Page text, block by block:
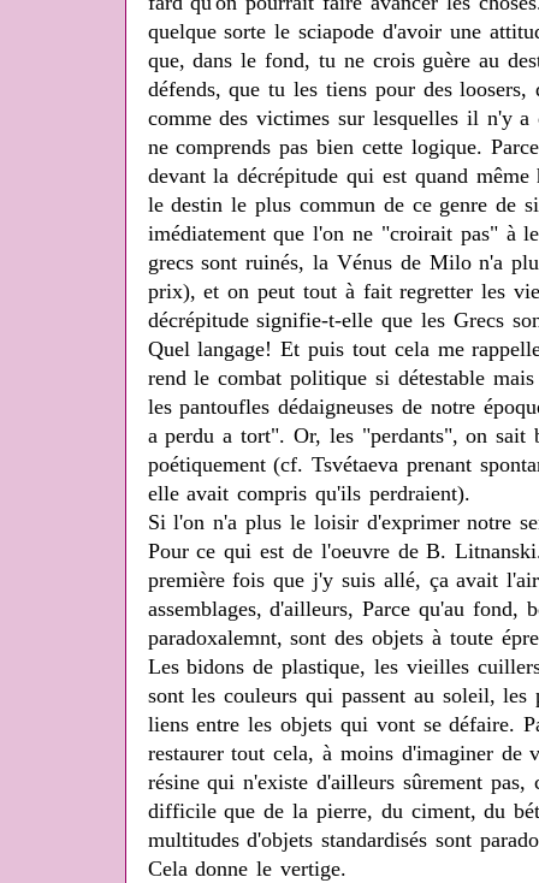
quelque sorte le sciapode d'avoir une
que, dans le fond, tu ne crois guère au
défends, que tu les tiens pour des loosers,
comme des victimes sur lesquelles il n'y
ne comprends pas bien cette logique.
devant la décrépitude qui est quand
le destin le plus commun de ce genre de
imédiatement que l'on ne "croirait pas" à
grecs sont ruinés, la Vénus de Milo n'a
prix), et on peut tout à fait regretter les
décrépitude signifie-t-elle que les Grecs
Quel langage! Et puis tout cela me
rend le combat politique si détestable
les pantoufles dédaigneuses de notre
a perdu a tort". Or, les "perdants", on sait
poétiquement (cf. Tsvétaeva prenant
elle avait compris qu'ils perdraient).
Si l'on n'a plus le loisir d'exprimer notre
Pour ce qui est de l'oeuvre de B.
première fois que j'y suis allé, ça avait
assemblages, d'ailleurs, Parce qu'au fond,
paradoxalemnt, sont des objets à toute
Les bidons de plastique, les vieilles
sont les couleurs qui passent au soleil, les
liens entre les objets qui vont se défaire.
restaurer tout cela, à moins d'imaginer de
résine qui n'existe d'ailleurs sûrement pas,
difficile que de la pierre, du ciment, du
multitudes d'objets standardisés sont
Cela donne le vertige.